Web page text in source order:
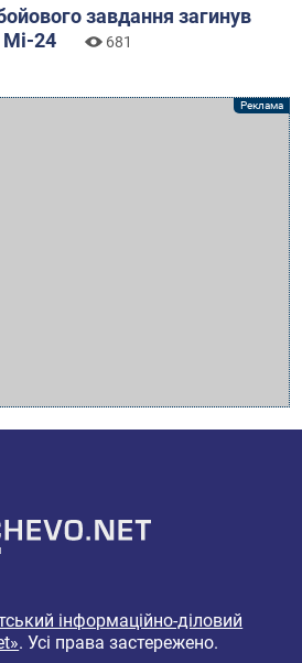
завдання загинув
Мі-24
681
інформаційно-діловий
. Усі права застережено.